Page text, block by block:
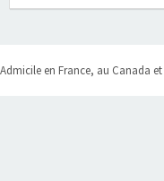
Admicile en France, au Canada et